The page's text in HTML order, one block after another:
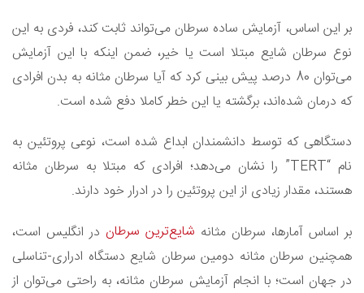
بر این اساس، آزمایش ساده سرطان می‌تواند ثابت کند، فردی به این
نوع سرطان شایع مبتلا است یا خیر، ضمن اینکه با این آزمایش
می‌توان 80 درصد پیش بینی کرد که آیا سرطان مثانه به بدن افرادی
که درمان شده‌اند، برگشته یا این خطر کاملا دفع شده است.
دستگاهی که توسط دانشمندان ابداع شده است، نوعی پروتئین به
نام “TERT” را نشان می‌دهد؛ افرادی که مبتلا به سرطان مثانه
هستند، مقدار زیادی از این پروتئین را در ادرار خود دارند.
بر اساس‌ آمارها، سرطان مثانه شایع‌ترین سرطان در انگلیس است،
همچنین سرطان مثانه دومین سرطان شایع دستگاه ادراری-تناسلی
در جهان است؛ با انجام آزمایش سرطان مثانه، به راحتی می‌توان از